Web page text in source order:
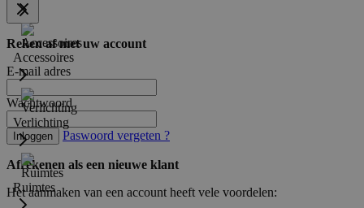
Accessoires
Verlichting
Ruimtes
Reken af met uw account
E-mail adres
Wachtwoord
Inloggen Paswoord vergeten ?
Afrekenen als een nieuwe klant
Het aanmaken van een account heeft vele voordelen: